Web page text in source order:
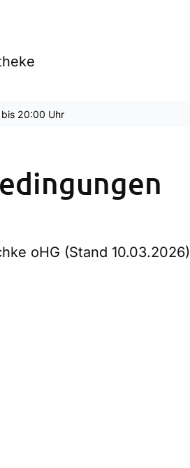
20:00 Uhr
oHG (Stand 10.03.2026)